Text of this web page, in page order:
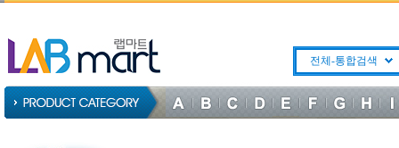
전체-통합검색